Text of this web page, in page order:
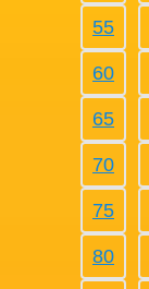
55
60
65
70
75
80